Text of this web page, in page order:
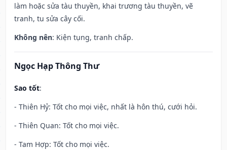
làm hoặc sửa tàu thuyền, khai trương tàu thuyền, vẽ
tranh, tu sửa cây cối.
Không nên: Kiện tụng, tranh chấp.
Ngọc Hạp Thông Thư
Sao tốt:
- Thiên Hỷ: Tốt cho mọi việc, nhất là hôn thú, cưới hỏi.
- Thiên Quan: Tốt cho mọi việc.
- Tam Hợp: Tốt cho mọi việc.